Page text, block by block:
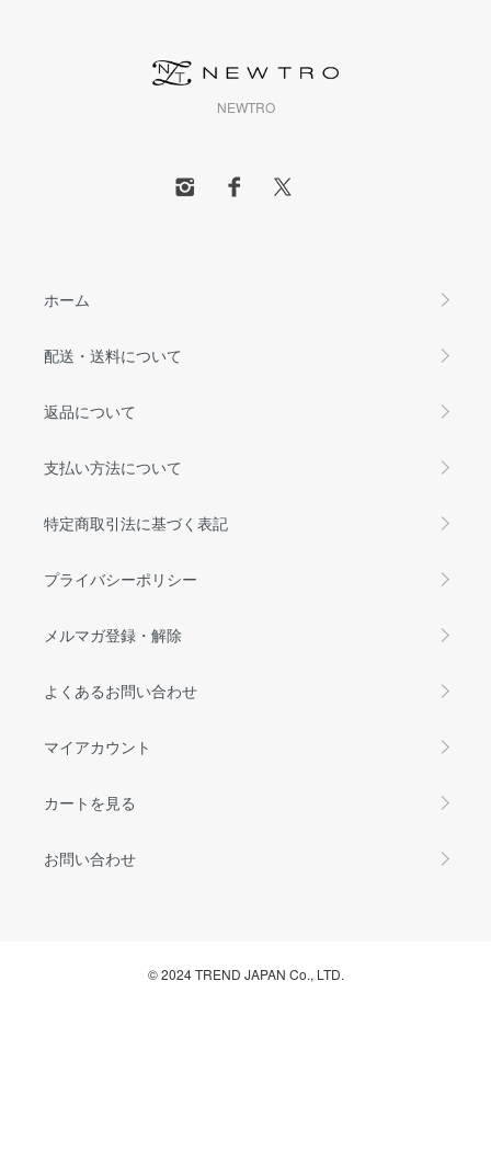
NEWTRO
ホーム
配送・送料について
返品について
支払い方法について
特定商取引法に基づく表記
プライバシーポリシー
メルマガ登録・解除
よくあるお問い合わせ
マイアカウント
カートを見る
お問い合わせ
© 2024 TREND JAPAN Co., LTD.